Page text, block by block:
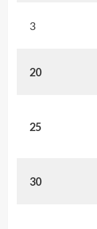
3
20
25
30